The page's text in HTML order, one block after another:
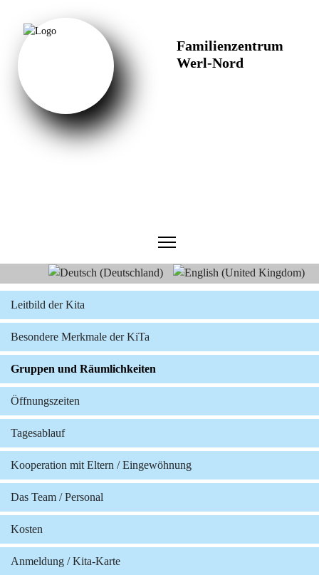
Familienzentrum
Werl-Nord
Sprache auswählen
Leitbild der Kita
Besondere Merkmale der KiTa
Gruppen und Räumlichkeiten
Öffnungszeiten
Tagesablauf
Kooperation mit Eltern / Eingewöhnung
Das Team / Personal
Kosten
Anmeldung / Kita-Karte